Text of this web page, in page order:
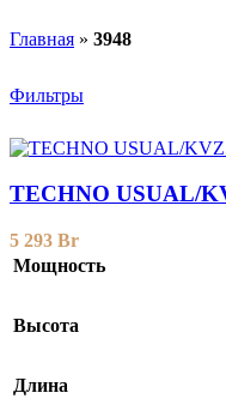
Главная » 3948
Фильтры
TECHNO USUAL/
5 293 Br
Мощность
Высота
Длина